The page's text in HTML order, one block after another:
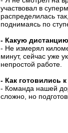
участвовал в
распределилась
поднимаясь по
- Какую
- Не измерял
минут, сейчас уже
непростой работе.
- Как готовились
- Команда нашей
сложно, но